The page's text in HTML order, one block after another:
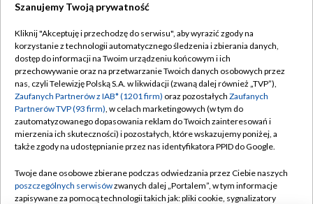
TVP
Abonament TVP
Emisja w TVP
Centrum informacji TVP
Naziemna Telewizja Cyfrowa
Rada Programowa
Regulamin TVP
Polityka prywatności
Moje zgody
Pomoc
Kontakt
Szanujemy Twoją prywatność
Kliknij "Akceptuję i przechodzę do serwisu", aby wyrazić zgody na
korzystanie z technologii automatycznego śledzenia i zbierania danych,
dostęp do informacji na Twoim urządzeniu końcowym i ich
przechowywanie oraz na przetwarzanie Twoich danych osobowych przez
nas, czyli Telewizję Polską S.A. w likwidacji (zwaną dalej również „TVP”),
Zaufanych Partnerów z IAB* (1201 firm) oraz pozostałych Zaufanych
Partnerów TVP (93 firm), w celach marketingowych (w tym do
zautomatyzowanego dopasowania reklam do Twoich zainteresowań i
mierzenia ich skuteczności) i pozostałych, które wskazujemy poniżej, a
także zgody na udostępnianie przez nas identyfikatora PPID do Google.
Twoje dane osobowe zbierane podczas odwiedzania przez Ciebie naszych
poszczególnych serwisówzwanych dalej „Portalem”, w tym informacje
zapisywane za pomocą technologii takich jak: pliki cookie, sygnalizatory